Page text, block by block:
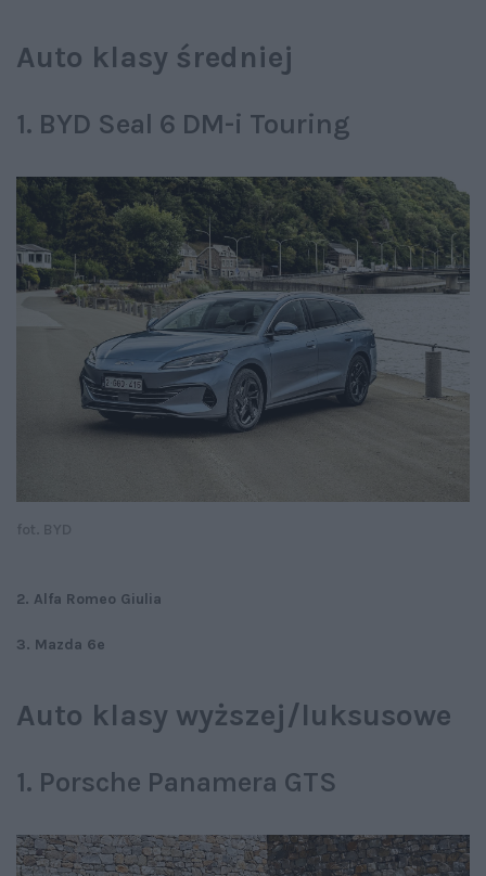
Auto klasy średniej
1. BYD Seal 6 DM-i Touring
2. Alfa Romeo Giulia
3. Mazda 6e
Auto klasy wyższej/luksusowe
1. Porsche Panamera GTS